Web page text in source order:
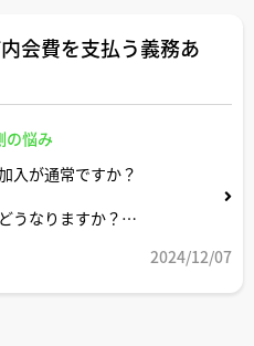
会費を支払う義務あ
の悩み
入が通常ですか？
うなりますか？
くれますか？
2024/12/07